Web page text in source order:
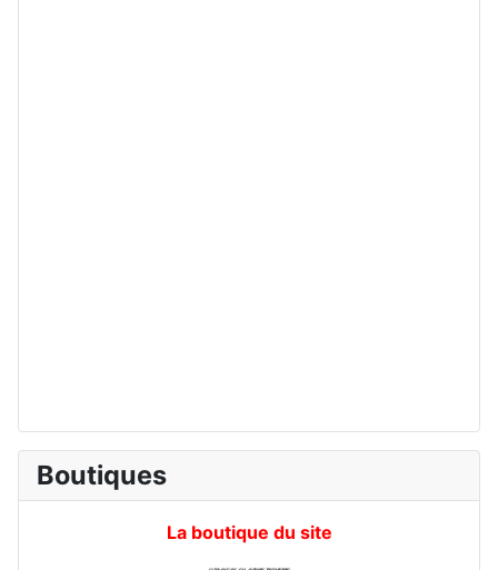
Boutiques
La boutique du site